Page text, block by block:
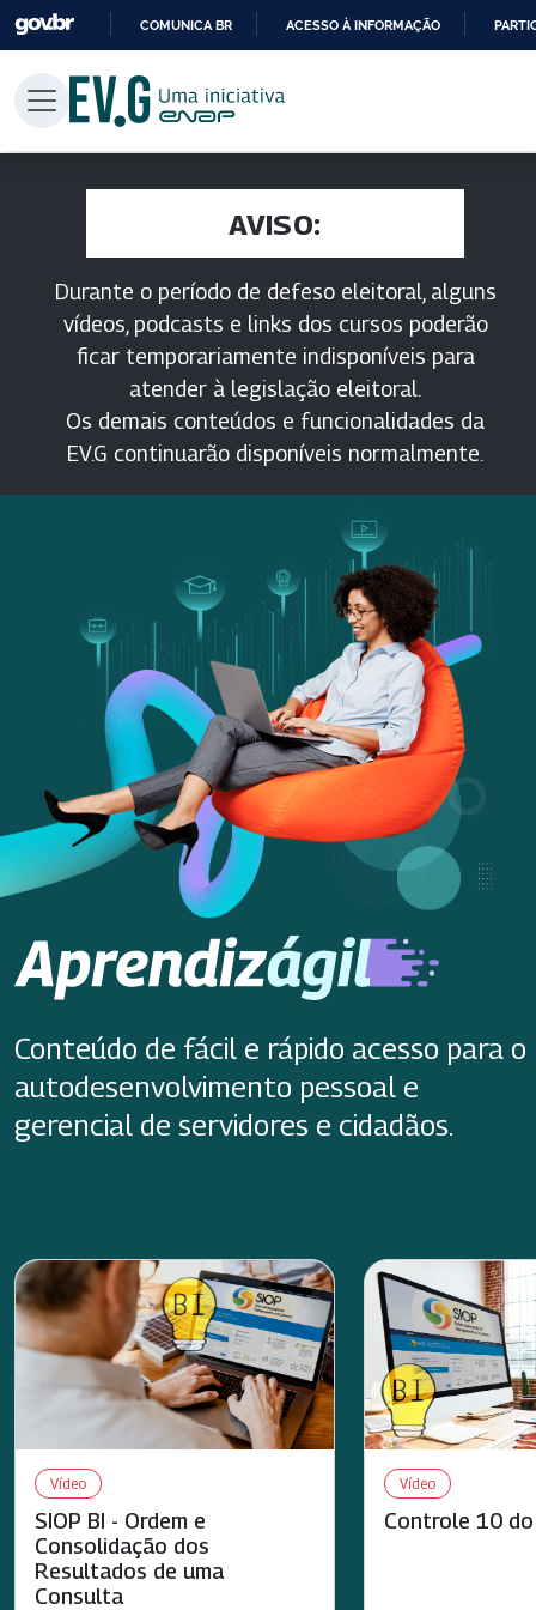
PARA
CONTEÚDO
COMUNICA BR ACESSO À INFORMAÇÃO
AVISO:
Durante o período de defeso eleitoral, alguns
vídeos, podcasts e links dos cursos poderão
ficar temporariamente indisponíveis para
atender à legislação eleitoral.
Os demais conteúdos e funcionalidades da
EV.G continuarão disponíveis normalmente.
Conteúdo de fácil e rápido acesso para o
autodesenvolvimento pessoal e
gerencial de servidores e cidadãos.
Vídeo
SIOP BI - Ordem e
Consolidação dos
Resultados de uma
Consulta
Vídeo
Controle 10